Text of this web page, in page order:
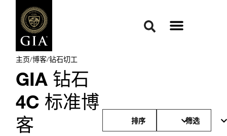
主页/博客/钻石切工
GIA 钻石
4C 标准博
客
排序 筛选